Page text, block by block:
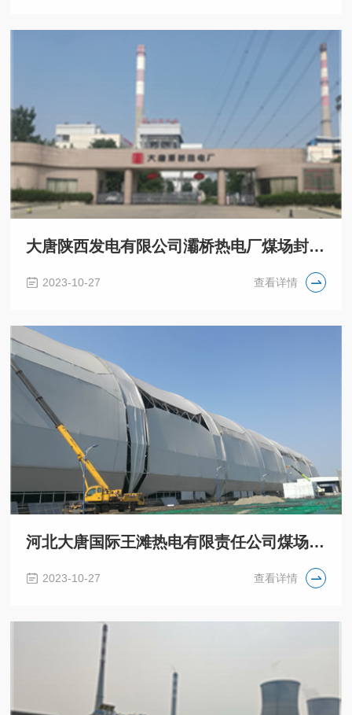
大唐陕西发电有限公司灞桥热电厂煤场封闭工程
2023-10-27 查看详情
河北大唐国际王滩热电有限责任公司煤场封闭项目
2023-10-27 查看详情